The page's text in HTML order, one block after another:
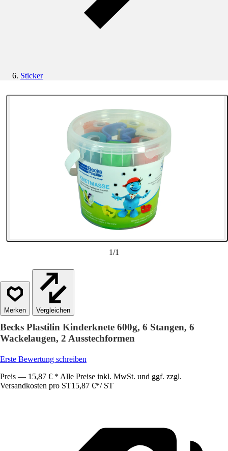
Sticker
1/1
Vergleichen
Becks Plastilin Kinderknete 600g, 6 Stangen, 6
Wackelaugen, 2 Ausstechformen
Erste Bewertung schreiben
Preis — 15,87 € * Alle Preise inkl. MwSt. und ggf. zzgl.
Versandkosten pro ST15,87 €*/ ST